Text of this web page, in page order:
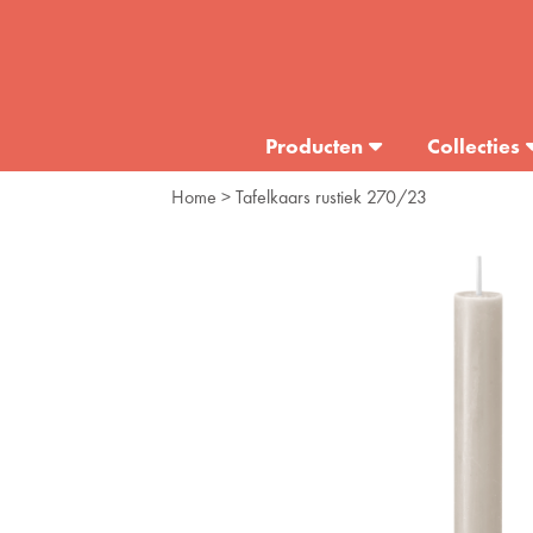
Producten Collecties
Home > Tafelkaars rustiek 270/23